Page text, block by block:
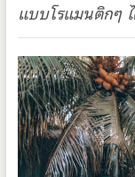
แบบโรแมนติกๆ